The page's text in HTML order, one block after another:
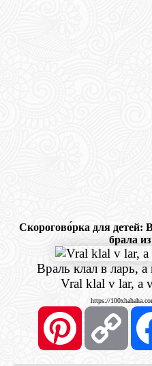
Скорогово́рка для детей:
брала
Враль клал в ларь, а
Vral klal v lar, a
https://
Pinterest